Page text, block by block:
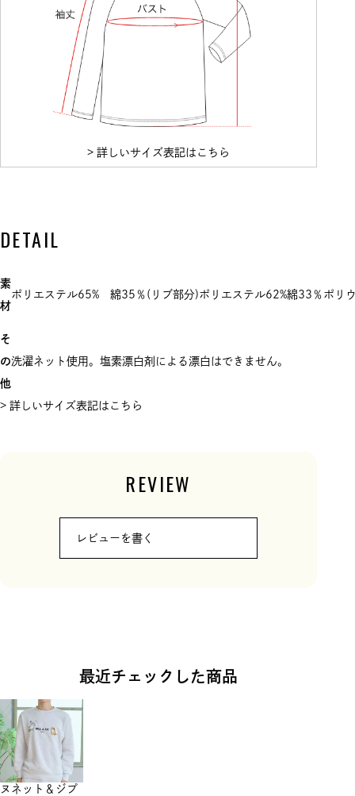
> 詳しいサイズ表記はこちら
DETAIL
素
材
ポリエステル65% 綿35％(リブ部分)ポリエステル62%綿33％ポリ
そ
の
他
洗濯ネット使用。塩素漂白剤による漂白はできません。
> 詳しいサイズ表記はこちら
REVIEW
レビューを書く
最近チェックした商品
ヌネット＆ジプ